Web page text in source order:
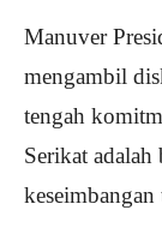
Manuver
mengambil
tengah
Serikat
keseimbangan